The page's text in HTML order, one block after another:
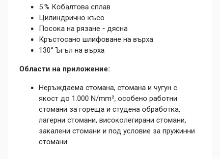
5 % Кобалтова сплав
Цилиндрично късо
Посока на рязане - дясна
Кръстосано шлифоване на върха
130° Ъгъл на върха
Области на приложение:
Неръждаема стомана, стомана и чугун с
якост до 1.000 N/mm², особено работни
стомани за гореща и студена обработка,
лагерни стомани, високолегирани стомани,
закалени стомани и под условие за пружинни
стомани